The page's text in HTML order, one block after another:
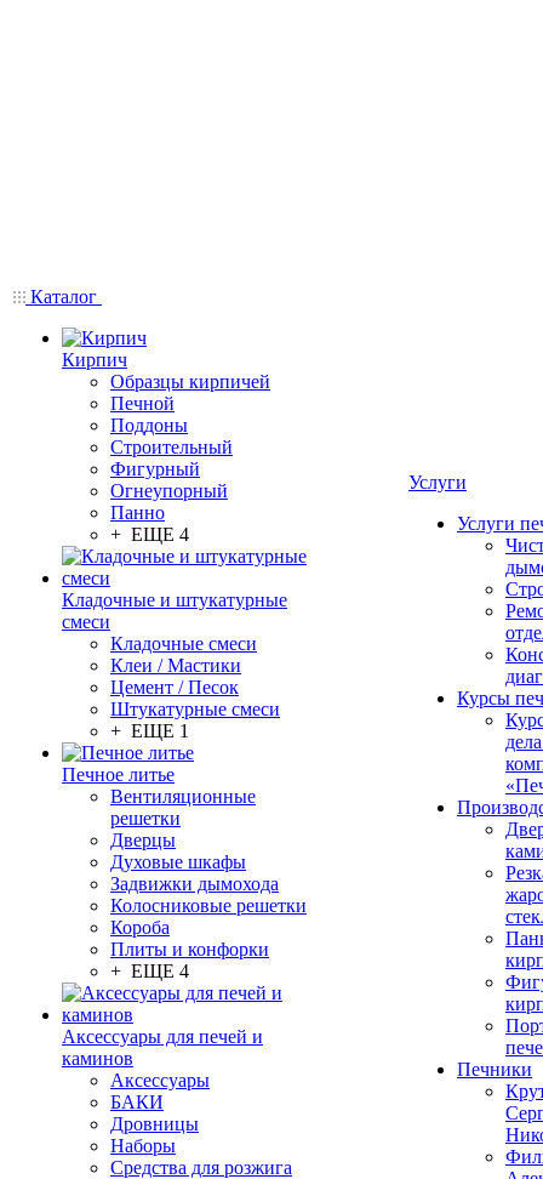
Каталог
Кирпич
Образцы кирпичей
Печной
Поддоны
Строительный
Фигурный
Огнеупорный
Панно
+ ЕЩЕ 4
Кладочные и штукатурные
смеси
Кладочные смеси
Клеи / Мастики
Цемент / Песок
Штукатурные смеси
+ ЕЩЕ 1
Печное литье
Вентиляционные
решетки
Дверцы
Духовые шкафы
Задвижки дымохода
Колосниковые решетки
Короба
Плиты и конфорки
+ ЕЩЕ 4
Аксессуары для печей и
каминов
Аксессуары
БАКИ
Дровницы
Наборы
Средства для розжига
Услуги
Услуги
Курсы
Печники